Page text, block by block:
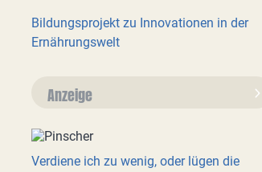
Bildungsprojekt zu Innovationen in der
Ernährungswelt
Anzeige
Verdiene ich zu wenig, oder lügen die